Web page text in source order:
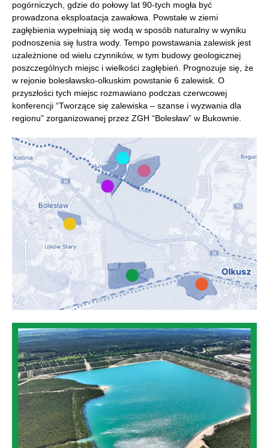
pogórniczych, gdzie do połowy lat 90-tych mogła być
prowadzona eksploatacja zawałowa. Powstałe w ziemi
zagłębienia wypełniają się wodą w sposób naturalny w wyniku
podnoszenia się lustra wody. Tempo powstawania zalewisk jest
uzależnione od wielu czynników, w tym budowy geologicznej
poszczególnych miejsc i wielkości zagłębień. Prognozuje się, że
w rejonie bolesławsko-olkuskim powstanie 6 zalewisk. O
przyszłości tych miejsc rozmawiano podczas czerwcowej
konferencji “Tworzące się zalewiska – szanse i wyzwania dla
regionu” zorganizowanej przez ZGH “Bolesław” w Bukownie.